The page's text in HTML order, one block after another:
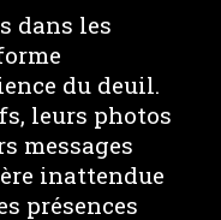
dans les
du deuil.
leurs photos
messages
inattendue
présences